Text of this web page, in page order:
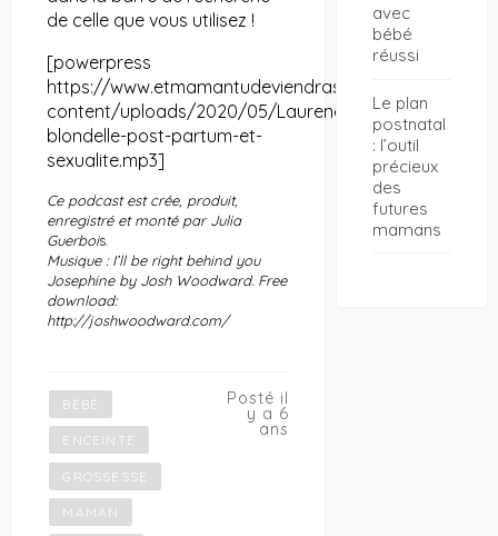
de celle que vous utilisez !
[powerpress
https://www.etmamantudeviendras.com/site/wp-
content/uploads/2020/05/Laurence-
blondelle-post-partum-et-
sexualite.mp3]
Ce podcast est crée, produit,
enregistré et monté par Julia
Guerbois.
Musique : I’ll be right behind you
Josephine by Josh Woodward. Free
download:
http://joshwoodward.com/
BÉBÉ
ENCEINTE
GROSSESSE
MAMAN
Posté il
y a 6
ans
avec
bébé
réussi
Le plan
postnatal
: l’outil
précieux
des
futures
mamans